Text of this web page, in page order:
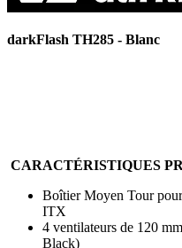
darkFlash TH285 - Blanc
CARACTÉRISTIQUES
Boîtier Moyen Tour
ITX
4 ventilateurs de 120
Black)